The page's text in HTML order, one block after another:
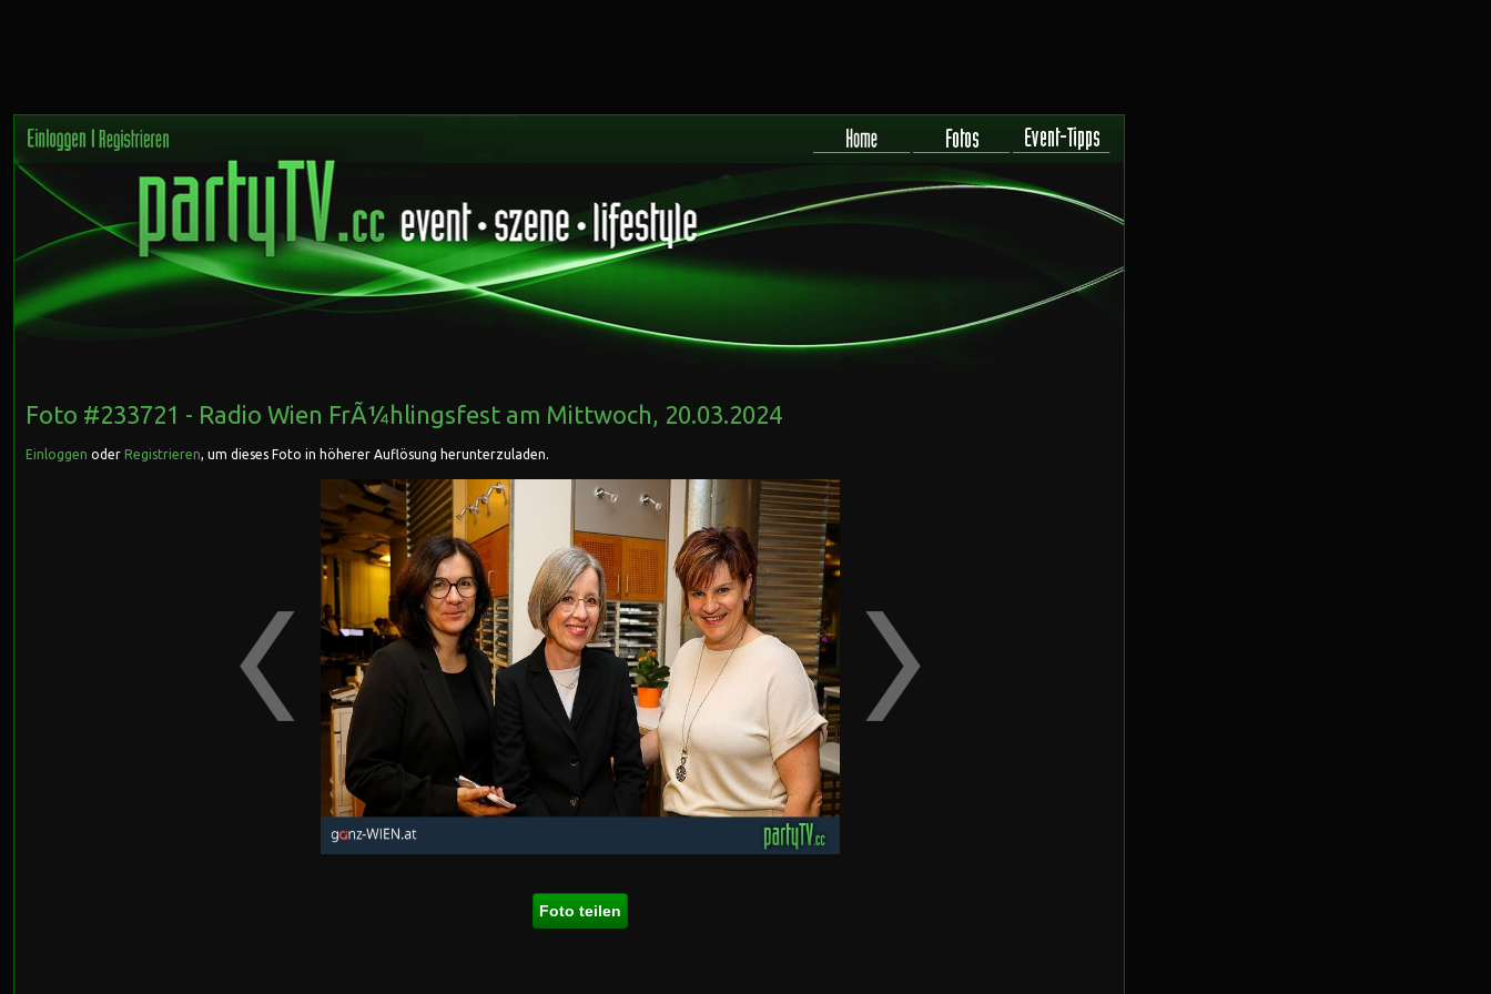
Foto #233721 - Radio Wien FrÃ¼hlingsfest am Mittwoch, 20.03.2024
Einloggen oder Registrieren, um dieses Foto in höherer Auflösung herunterzuladen.
Foto teilen